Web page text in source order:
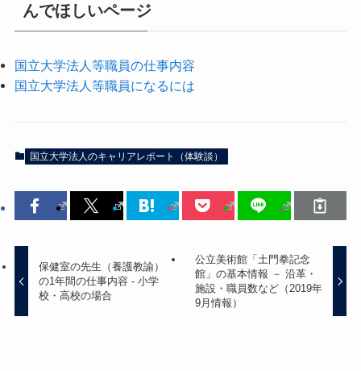
んでほしいページ
国立大学法人等職員の仕事内容
国立大学法人等職員になるには
国立大学法人のキャリアレポート（体験談）
保健室の先生（養護教諭）
の1年間の仕事内容 - 小学
校・高校の場合
公立美術館「土門拳記念
館」の基本情報 － 沿革・
施設・職員数など（2019年
9月情報）